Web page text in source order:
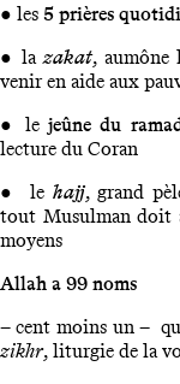
● les 5 prières
● la zakat, aumône
venir en aide aux
● lejeûne du
lecture du Coran
● le hajj, grand
tout Musulman doit
moyens
Allah a 99 noms
– cent moins un –
zikhr, liturgie de la